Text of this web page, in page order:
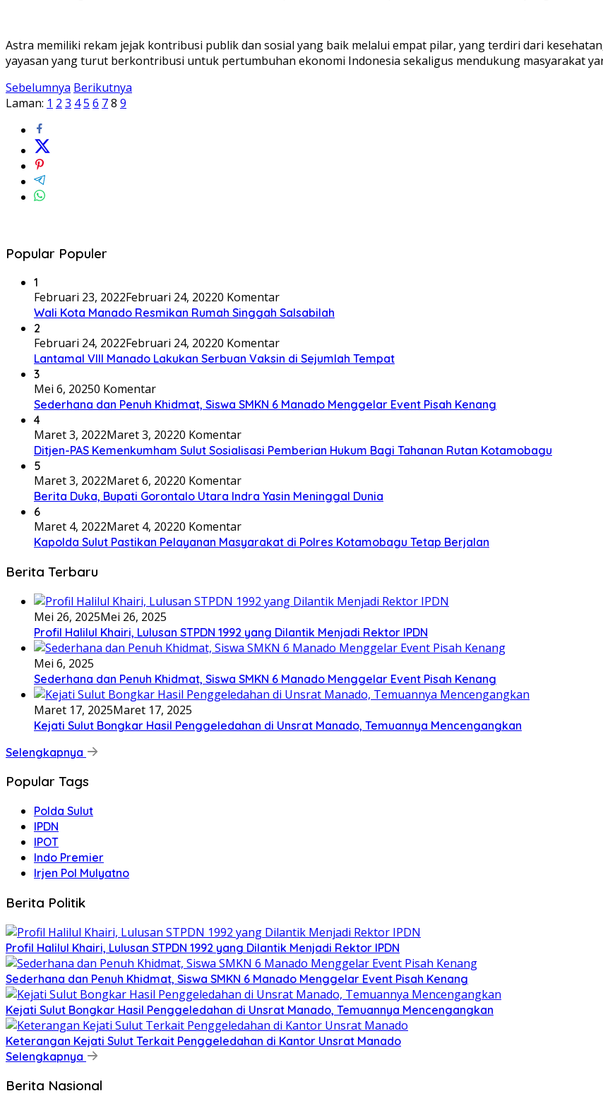
Astra memiliki rekam jejak kontribusi publik dan sosial yang baik melalui empat pilar, yang terdiri dari
yayasan yang turut berkontribusi untuk pertumbuhan ekonomi Indonesia sekaligus mendukung masyarakat
Sebelumnya Berikutnya
Laman: 1 2 3 45 6 78 9
Popular Populer
1
Februari 23, 2022Februari 24, 20220 Komentar
Wali Kota Manado Resmikan Rumah Singgah Salsabilah
2
Februari 24, 2022Februari 24, 20220 Komentar
Lantamal VIII Manado Lakukan Serbuan Vaksin di Sejumlah Tempat
3
Mei 6, 20250 Komentar
Sederhana dan Penuh Khidmat, Siswa SMKN 6 Manado Menggelar Event Pisah Kenang
4
Maret 3, 2022Maret 3, 20220 Komentar
Ditjen-PAS Kemenkumham Sulut Sosialisasi Pemberian Hukum Bagi Tahanan Rutan Kotamobagu
5
Maret 3, 2022Maret 6, 20220 Komentar
Berita Duka, Bupati Gorontalo Utara Indra Yasin Meninggal Dunia
6
Maret 4, 2022Maret 4, 20220 Komentar
Kapolda Sulut Pastikan Pelayanan Masyarakat di Polres Kotamobagu Tetap Berjalan
Berita Terbaru
Mei 26, 2025Mei 26, 2025
Profil Halilul Khairi, Lulusan STPDN 1992 yang Dilantik Menjadi Rektor IPDN
Mei 6, 2025
Sederhana dan Penuh Khidmat, Siswa SMKN 6 Manado Menggelar Event Pisah Kenang
Maret 17, 2025Maret 17, 2025
Kejati Sulut Bongkar Hasil Penggeledahan di Unsrat Manado, Temuannya Mencengangkan
Selengkapnya
Popular Tags
Polda Sulut
IPDN
IPOT
Indo Premier
Irjen Pol Mulyatno
Berita Politik
Profil Halilul Khairi, Lulusan STPDN 1992 yang Dilantik Menjadi Rektor IPDN
Sederhana dan Penuh Khidmat, Siswa SMKN 6 Manado Menggelar Event Pisah Kenang
Kejati Sulut Bongkar Hasil Penggeledahan di Unsrat Manado, Temuannya Mencengangkan
Keterangan Kejati Sulut Terkait Penggeledahan di Kantor Unsrat Manado
Selengkapnya
Berita Nasional